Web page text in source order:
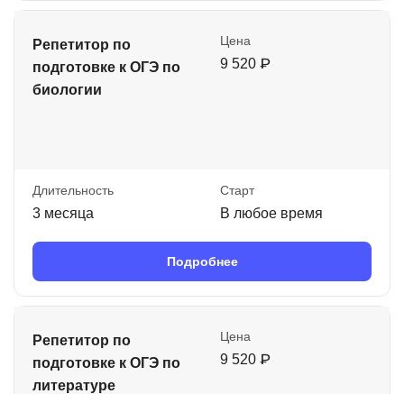
Репетитор по
подготовке к ОГЭ по
биологии
Цена
9 520 ₽
Длительность
3 месяца
Старт
В любое время
Подробнее
Репетитор по
подготовке к ОГЭ по
литературе
Цена
9 520 ₽